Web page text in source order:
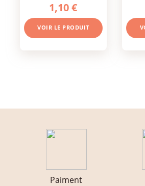
1,10 €
VOIR LE PRODUIT
Paiment